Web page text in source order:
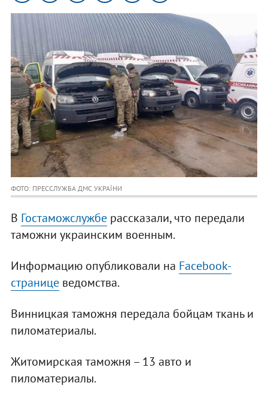
ФОТО: ПРЕССЛУЖБА ДМС УКРАЇНИ
В Гостаможслужберассказали, что передали
таможни украинским военным.
Информацию опубликовали на Facebook-
страницеведомства.
Винницкая таможня передала бойцам ткань и
пиломатериалы.
Житомирская таможня – 13 авто и
пиломатериалы.